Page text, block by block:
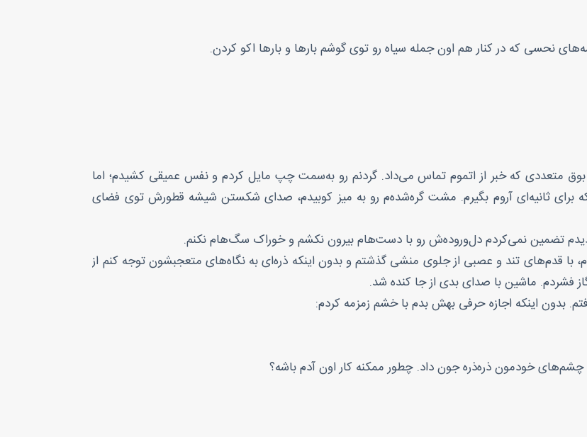
نحسی که در کنار هم اون جمله سیاه رو توی گوشم بارها و بارها اکو‌ کردن.
متعددی که خبر از اتموم تماس می‌داد. گردنم رو به‌سمت چپ مایل کردم و نفس عمیقی کشیدم؛ اما
برای ثانیه‌ای آروم بگیرم. مشت گره‌شده‌م رو به میز کوبیدم، صدای شکستن شیشه قطورش توی فضای
تضمین نمی‌کردم دل‌وروده‌ش رو با دست‌هام بیرون نکشم و خوراک سگ‌هام نکنم.
با قدم‌های تند و عصبی از جلوی منشی گذشتم و بدون اینکه ذره‌ای به نگاه‌های متعجبشون توجه کنم از
فشردم. ماشین با صدای بدی از جا کنده شد.
بدون اینکه اجازه حرفی بهش بدم با خشم زمزمه کردم:
خودمون ذره‌ذره جون داد. چطور ممکنه کار اون آدم باشه؟